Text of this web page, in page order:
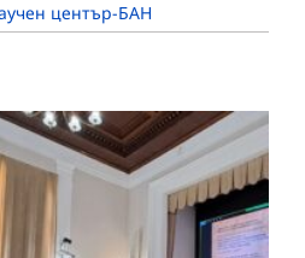
център-БАН